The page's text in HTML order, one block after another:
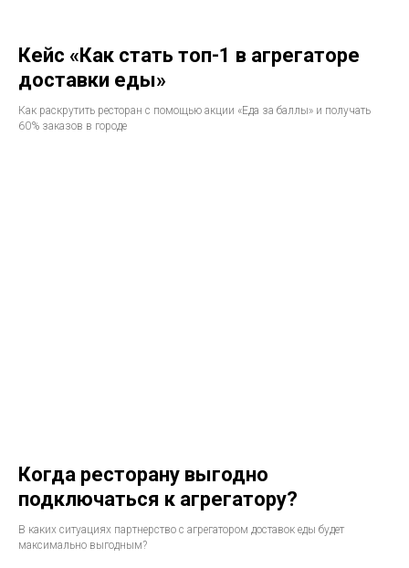
Кейс «Как стать топ-1 в агрегаторе
доставки еды»
Как раскрутить ресторан с помощью акции «Еда за баллы» и получать
60% заказов в городе
Когда ресторану выгодно
подключаться к агрегатору?
В каких ситуациях партнерство с агрегатором доставок еды будет
максимально выгодным?